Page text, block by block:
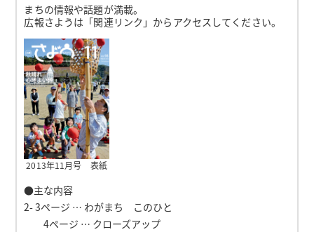
まちの情報や話題が満載。
広報さようは「関連リンク」からアクセスしてください。
2013年11月号 表紙
●主な内容
2- 3ページ … わがまち このひと
4ページ … クローズアップ